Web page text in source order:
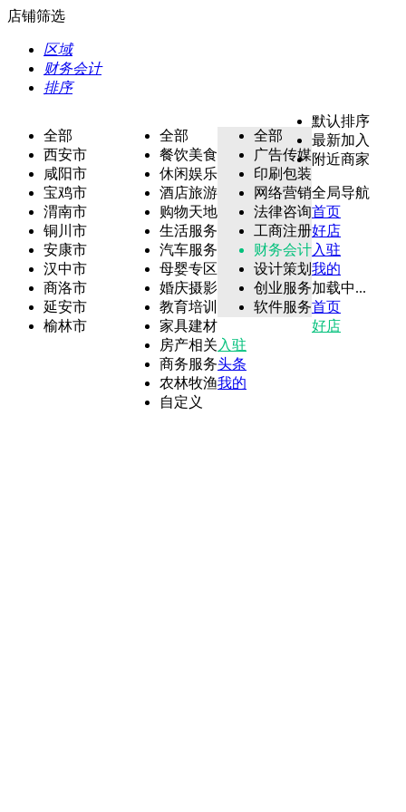
店铺筛选
区域
财务会计
排序
全部
西安市
咸阳市
宝鸡市
渭南市
铜川市
安康市
汉中市
商洛市
延安市
榆林市
全部
餐饮美食
休闲娱乐
酒店旅游
购物天地
生活服务
汽车服务
母婴专区
婚庆摄影
教育培训
家具建材
房产相关
商务服务
农林牧渔
自定义
全部
广告传媒
印刷包装
网络营销
法律咨询
工商注册
财务会计
设计策划
创业服务
软件服务
默认排序
最新加入
附近商家
全局导航
首页
好店
入驻
我的
加载中...
首页
好店
入驻
头条
我的